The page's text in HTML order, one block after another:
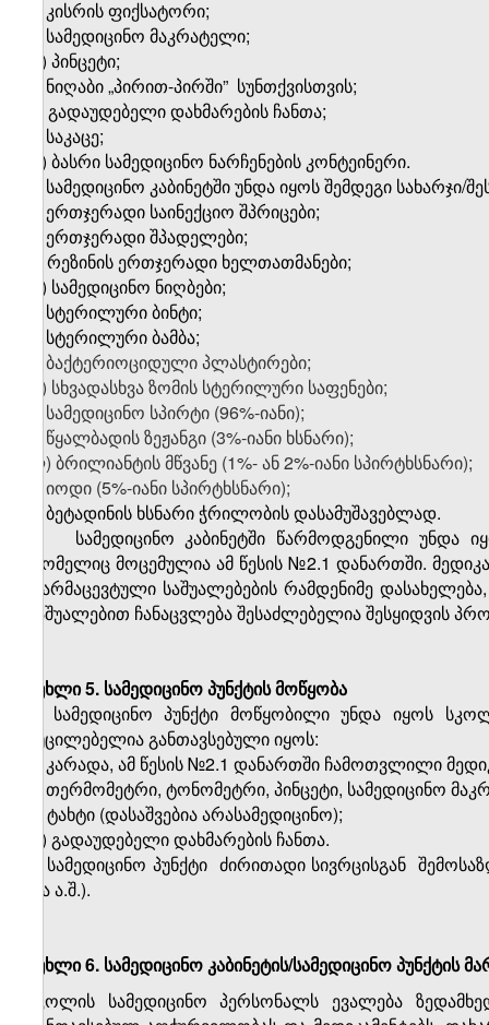
პ) კისრის ფიქსატორი;
ჟ) სამედიცინო მაკრატელი;
რ) პინცეტი;
ს) ნიღაბი „პირით-პირში” სუნთქვისთვის;
ტ) გადაუდებელი დახმარების ჩანთა;
უ) საკაცე;
ფ) ბასრი სამედიცინო ნარჩენების კონტეინერი.
3. სამედიცინო კაბინეტში უნდა იყოს შემდეგი
ა) ერთჯერადი საინექციო შპრიცები;
ბ) ერთჯერადი შპადელები;
გ) რეზინის ერთჯერადი ხელთათმანები;
დ) სამედიცინო ნიღბები;
ე) სტერილური ბინტი;
ვ) სტერილური ბამბა;
ბაქტერიოციდული პლასტირები;
თ) სხვადასხვა ზომის სტერილური საფენები;
ი) სამედიცინო სპირტი (96%-იანი);
კ) წყალბადის ზეჟანგი (3%-იანი ხსნარი);
ლ) ბრილიანტის მწვანე (1%- ან 2%-იანი სპირტხსნარი);
მ) იოდი (5%-იანი სპირტხსნარი);
ბეტადინის ხსნარი ჭრილობის დასამუშავებლად.
სამედიცინო კაბინეტში წარმოდგენილი უნდა
რომელიც მოცემულია ამ წესის №2.1 დანართში.
ფარმაცევტული საშუალებების რამდენიმე
საშუალებით ჩანაცვლება შესაძლებელია შესყიდვის
მუხლი 5. სამედიცინო პუნქტის მოწყობა
1. სამედიცინო პუნქტი მოწყობილი უნდა იყოს
აუცილებელია განთავსებული იყოს:
ა) კარადა, ამ წესის №2.1 დანართში ჩამოთვლილი
ბ) თერმომეტრი, ტონომეტრი, პინცეტი, სამედიცინო
გ) ტახტი (დასაშვებია არასამედიცინო);
დ) გადაუდებელი დახმარების ჩანთა.
2. სამედიცინო პუნქტი ძირითადი სივრცისგან
და ა.შ.).
მუხლი 6. სამედიცინო კაბინეტის/სამედიცინო პუნქტის
სკოლის სამედიცინო პერსონალს ევალება